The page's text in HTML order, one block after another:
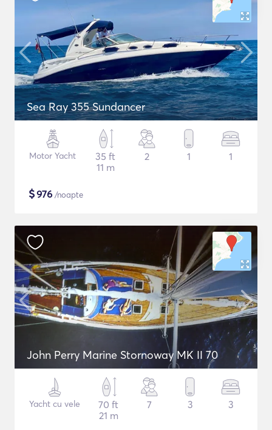
Sea Ray 355 Sundancer
Motor Yacht
35 ft
11 m
2 1 1
$976 /noapte
John Perry Marine Stornoway MK II 70
Yacht cu vele
70 ft
21 m
7 3 3